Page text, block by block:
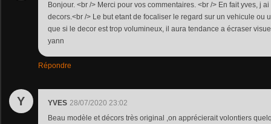
Bonjour. <br /> Merci pour vos commentaires. <br /> En fait yves, j
decors.<br /> Le but etant de focaliser le regard sur un vehicule ou
que si le decor est trop volumineux, il aura tendance a écraser
yann
Répondre
Y YVES 28/07/2020 23:02
Beau modèle et décors très original ,on apprécierait volontiers